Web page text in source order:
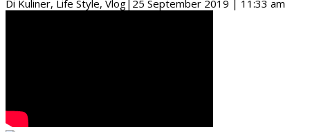
Di Kuliner, Life Style, Vlog| 25 September 2019 | 11:33 am